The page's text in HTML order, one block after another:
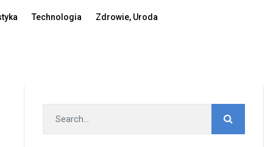
Polityka prywatności Publikacja artykułu
Technologia Zdrowie, Uroda